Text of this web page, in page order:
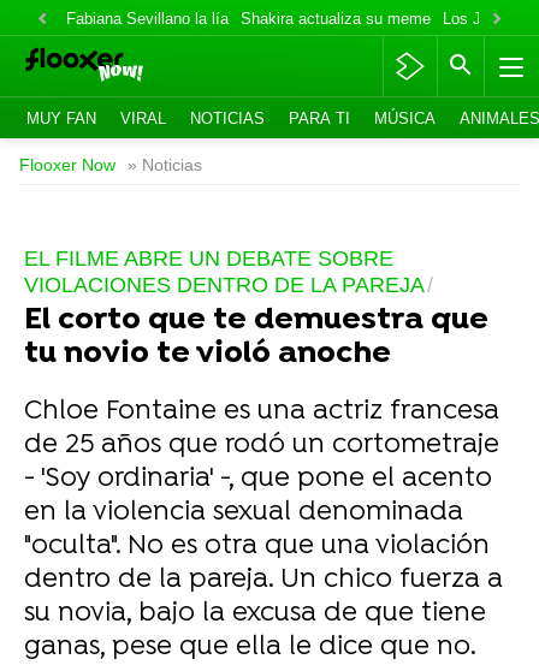
Fabiana Sevillano la lía Shakira actualiza su meme Los Jonas
MUY FAN VIRAL NOTICIAS PARA TI MÚSICA ANIMALES
Flooxer Now » Noticias
EL FILME ABRE UN DEBATE SOBRE
VIOLACIONES DENTRO DE LA PAREJA
El corto que te demuestra que
tu novio te violó anoche
Chloe Fontaine es una actriz francesa
de 25 años que rodó un cortometraje
- 'Soy ordinaria' -, que pone el acento
en la violencia sexual denominada
"oculta". No es otra que una violación
dentro de la pareja. Un chico fuerza a
su novia, bajo la excusa de que tiene
ganas, pese que ella le dice que no.